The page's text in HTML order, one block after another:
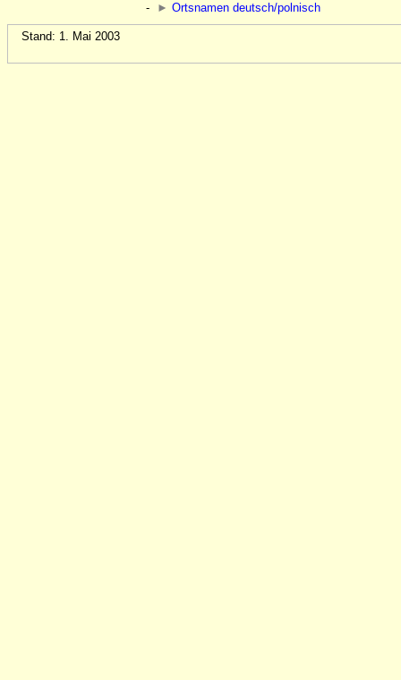
-
► Ortsnamen deutsch/polnisch
Stand: 1. Mai 2003